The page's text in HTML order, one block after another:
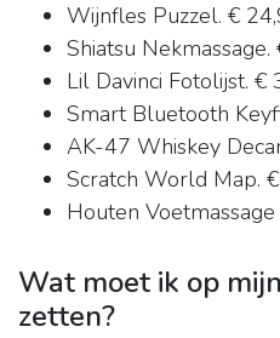
Wijnfles Puzzel. €
Shiatsu Nekmassage.
Lil Davinci Fotolijst. €
Smart Bluetooth
AK-47 Whiskey
Scratch World Map.
Houten
Wat moet ik op
zetten?